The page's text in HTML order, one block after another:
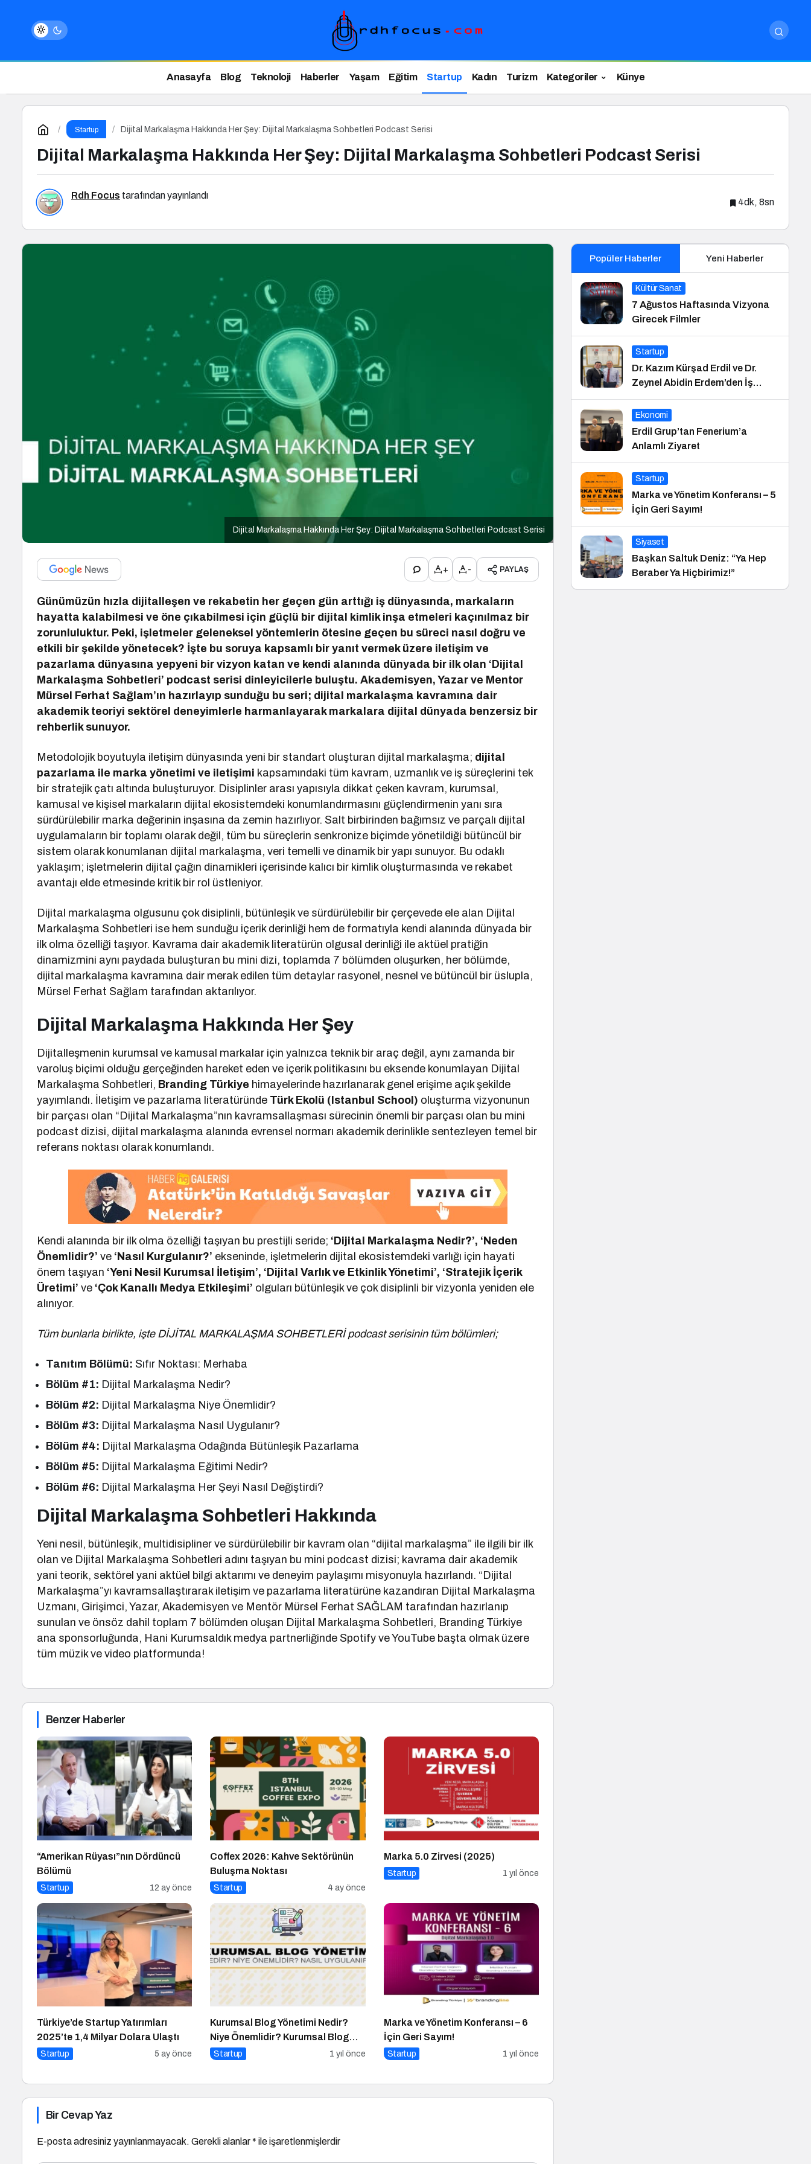
Anasayfa Blog Teknoloji Haberler Yaşam Eğitim Startup Kadın Turizm Kategoriler Künye
Startup Dijital Markalaşma Hakkında Her Şey: Dijital Markalaşma Sohbetleri Podcast Serisi
Dijital Markalaşma Hakkında Her Şey: Dijital Markalaşma Sohbetleri Podcast Serisi
Rdh Focus tarafından yayınlandı
4dk, 8sn
Dijital Markalaşma Hakkında Her Şey: Dijital Markalaşma Sohbetleri Podcast Serisi
+ - PAYLAŞ
Günümüzün hızla dijitalleşen ve rekabetin her geçen gün arttığı iş dünyasında, markaların
hayatta kalabilmesi ve öne çıkabilmesi için güçlü bir dijital kimlik inşa etmeleri kaçınılmaz bir
zorunluluktur. Peki, işletmeler geleneksel yöntemlerin ötesine geçen bu süreci nasıl doğru ve
etkili bir şekilde yönetecek? İşte bu soruya kapsamlı bir yanıt vermek üzere iletişim ve
pazarlama dünyasına yepyeni bir vizyon katan ve kendi alanında dünyada bir ilk olan ‘Dijital
Markalaşma Sohbetleri’ podcast serisi dinleyicilerle buluştu. Akademisyen, Yazar ve Mentor
Mürsel Ferhat Sağlam’ın hazırlayıp sunduğu bu seri; dijital markalaşma kavramına dair
akademik teoriyi sektörel deneyimlerle harmanlayarak markalara dijital dünyada benzersiz bir
rehberlik sunuyor.
Metodolojik boyutuyla iletişim dünyasında yeni bir standart oluşturan dijital markalaşma; dijital
pazarlama ile marka yönetimi ve iletişimi kapsamındaki tüm kavram, uzmanlık ve iş süreçlerini tek
bir stratejik çatı altında buluşturuyor. Disiplinler arası yapısıyla dikkat çeken kavram, kurumsal,
kamusal ve kişisel markaların dijital ekosistemdeki konumlandırmasını güçlendirmenin yanı sıra
sürdürülebilir marka değerinin inşasına da zemin hazırlıyor. Salt birbirinden bağımsız ve parçalı dijital
uygulamaların bir toplamı olarak değil, tüm bu süreçlerin senkronize biçimde yönetildiği bütüncül bir
sistem olarak konumlanan dijital markalaşma, veri temelli ve dinamik bir yapı sunuyor. Bu odaklı
yaklaşım; işletmelerin dijital çağın dinamikleri içerisinde kalıcı bir kimlik oluşturmasında ve rekabet
avantajı elde etmesinde kritik bir rol üstleniyor.
Dijital markalaşma olgusunu çok disiplinli, bütünleşik ve sürdürülebilir bir çerçevede ele alan Dijital
Markalaşma Sohbetleri ise hem sunduğu içerik derinliği hem de formatıyla kendi alanında dünyada bir
ilk olma özelliği taşıyor. Kavrama dair akademik literatürün olgusal derinliği ile aktüel pratiğin
dinamizmini aynı paydada buluşturan bu mini dizi, toplamda 7 bölümden oluşurken, her bölümde,
dijital markalaşma kavramına dair merak edilen tüm detaylar rasyonel, nesnel ve bütüncül bir üslupla,
Mürsel Ferhat Sağlam tarafından aktarılıyor.
Dijital Markalaşma Hakkında Her Şey
Dijitalleşmenin kurumsal ve kamusal markalar için yalnızca teknik bir araç değil, aynı zamanda bir
varoluş biçimi olduğu gerçeğinden hareket eden ve içerik politikasını bu eksende konumlayan Dijital
Markalaşma Sohbetleri, Branding Türkiye himayelerinde hazırlanarak genel erişime açık şekilde
yayımlandı. İletişim ve pazarlama literatüründe Türk Ekolü (Istanbul School) oluşturma vizyonunun
bir parçası olan “Dijital Markalaşma”nın kavramsallaşması sürecinin önemli bir parçası olan bu mini
podcast dizisi, dijital markalaşma alanında evrensel normarı akademik derinlikle sentezleyen temel bir
referans noktası olarak konumlandı.
Kendi alanında bir ilk olma özelliği taşıyan bu prestijli seride; ‘Dijital Markalaşma Nedir?’, ‘Neden
Önemlidir?’ ve ‘Nasıl Kurgulanır?’ ekseninde, işletmelerin dijital ekosistemdeki varlığı için hayati
önem taşıyan ‘Yeni Nesil Kurumsal İletişim’, ‘Dijital Varlık ve Etkinlik Yönetimi’, ‘Stratejik İçerik
Üretimi’ve ‘Çok Kanallı Medya Etkileşimi’ olguları bütünleşik ve çok disiplinli bir vizyonla yeniden ele
alınıyor.
Tüm bunlarla birlikte, işte DİJİTAL MARKALAŞMA SOHBETLERİ podcast serisinin tüm bölümleri;
Tanıtım Bölümü: Sıfır Noktası: Merhaba
Bölüm #1: Dijital Markalaşma Nedir?
Bölüm #2: Dijital Markalaşma Niye Önemlidir?
Bölüm #3: Dijital Markalaşma Nasıl Uygulanır?
Bölüm #4: Dijital Markalaşma Odağında Bütünleşik Pazarlama
Bölüm #5: Dijital Markalaşma Eğitimi Nedir?
Bölüm #6: Dijital Markalaşma Her Şeyi Nasıl Değiştirdi?
Dijital Markalaşma Sohbetleri Hakkında
Yeni nesil, bütünleşik, multidisipliner ve sürdürülebilir bir kavram olan “dijital markalaşma” ile ilgili bir ilk
olan ve Dijital Markalaşma Sohbetleri adını taşıyan bu mini podcast dizisi; kavrama dair akademik
yani teorik, sektörel yani aktüel bilgi aktarımı ve deneyim paylaşımı misyonuyla hazırlandı. “Dijital
Markalaşma”yı kavramsallaştırarak iletişim ve pazarlama literatürüne kazandıran Dijital Markalaşma
Uzmanı, Girişimci, Yazar, Akademisyen ve Mentör Mürsel Ferhat SAĞLAM tarafından hazırlanıp
sunulan ve önsöz dahil toplam 7 bölümden oluşan Dijital Markalaşma Sohbetleri, Branding Türkiye
ana sponsorluğunda, Hani Kurumsaldık medya partnerliğinde Spotify ve YouTube başta olmak üzere
tüm müzik ve video platformunda!
Benzer Haberler
“Amerikan Rüyası”nın Dördüncü
Bölümü
Startup 12 ay önce
Coffex 2026: Kahve Sektörünün
Buluşma Noktası
Startup 4 ay önce
Marka 5.0 Zirvesi (2025)
Startup 1 yıl önce
Türkiye’de Startup Yatırımları
2025’te 1,4 Milyar Dolara Ulaştı
Startup 5 ay önce
Kurumsal Blog Yönetimi Nedir?
Niye Önemlidir? Kurumsal Blog
Yönetimi Nasıl Yapılır?
Startup 1 yıl önce
Marka ve Yönetim Konferansı – 6
İçin Geri Sayım!
Startup 1 yıl önce
Bir Cevap Yaz
E-posta adresiniz yayınlanmayacak. Gerekli alanlar* ile işaretlenmişlerdir
Popüler Haberler Yeni Haberler
Kültür Sanat
7 Ağustos Haftasında Vizyona
Girecek Filmler
Startup
Dr. Kazım Kürşad Erdil ve Dr.
Zeynel Abidin Erdem’den İş
Dünyası Buluşması
Ekonomi
Erdil Grup’tan Fenerium’a
Anlamlı Ziyaret
Startup
Marka ve Yönetim Konferansı – 5
İçin Geri Sayım!
Siyaset
Başkan Saltuk Deniz: “Ya Hep
Beraber Ya Hiçbirimiz!”